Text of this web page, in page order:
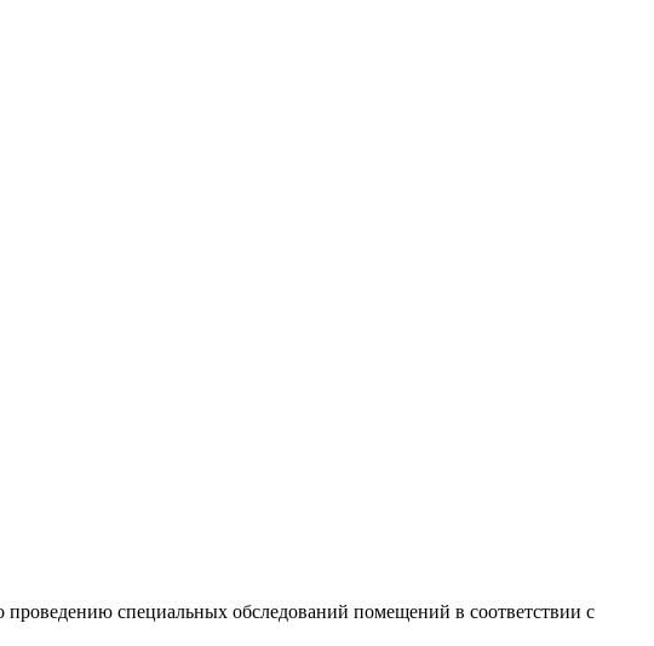
специальных обследований помещений в соответствии с